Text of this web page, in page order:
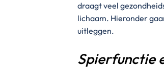
draagt veel
lichaam. Hieronder
uitleggen.
Spierfunctie